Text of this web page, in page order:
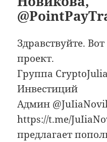
Здравствуйте.
проект.
Группа
Инвестиций
Админ
https://t.me/
предлагает